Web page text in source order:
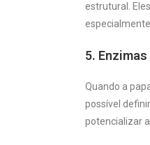
estrutural.
5.
Quando a
possível
potencializar